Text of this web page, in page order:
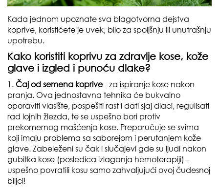
Kada jednom upoznate sva blagotvorna dejstva
koprive, koristićete je uvek, bilo za spoljšnju ili unutrašnju
upotrebu.
Kako koristiti koprivu za zdravlje kose, kože
glave i izgled i punoću dlake?
1. Čaj od semena koprive- za ispiranje kose nakon
pranja. Ova jednostavna tehnika će bukvalno
oporaviti vlasište, pospešiti rast i dati sjaj dlaci, regulisati
rad lojnih žlezda, te se uspešno bori protiv
prekomernog mašćenja kose. Preporučuje se svima
koji imaju problema sa saborejom i perutanjem kože
glave. Zabeleženi su čak i slučajevi gde su ljudi nakon
gubitka kose (posledica izlaganja hemoterapiji) -
uspešno povratili kosu samo zahvaljujući ovoj čudesnoj
biljci!